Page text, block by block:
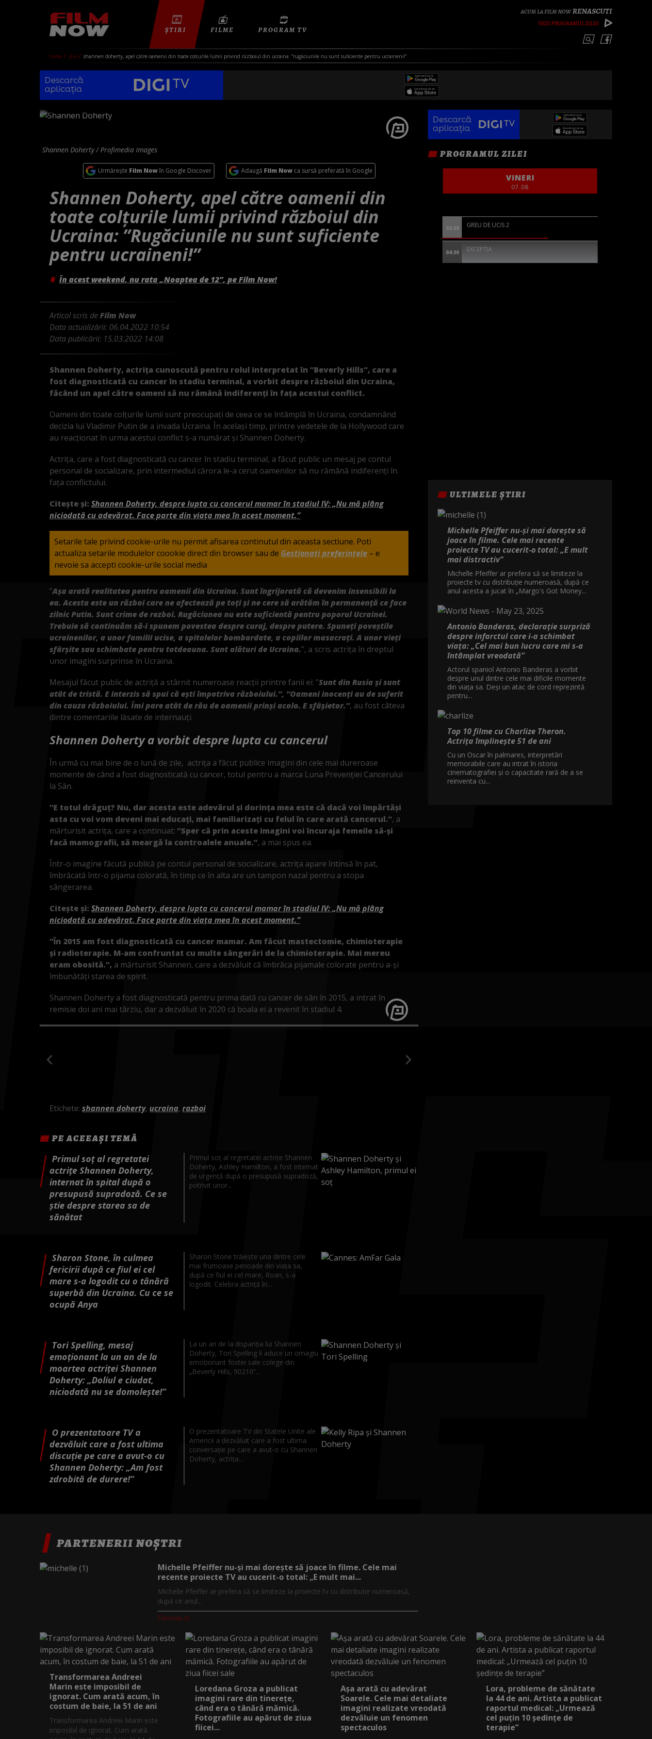
RENASCUTI
VEZI PROGRAMUL ZILEI
ȘTIRI FILME PROGRAM TV
home stiri shannen doherty, apel către oamenii din toate colțurile lumii privind războiul din ucraina: ”rugăciunile nu sunt suficiente pentru ucraineni!”
Descarcă
aplicația
Shannen Doherty / Profimedia Images
Urmărește Film Nowîn Google Discover Adaugă Film Nowca sursă preferată în Google
Shannen Doherty, apel către oamenii din
toate colțurile lumii privind războiul din
Ucraina: ”Rugăciunile nu sunt suficiente
pentru ucraineni!”
În acest weekend, nu rata „Noaptea de 12”, pe Film Now!
Articol scris deFilm Now
Data actualizării: 06.04.2022 10:54
Data publicării: 15.03.2022 14:08
Shannen Doherty, actrița cunoscută pentru rolul interpretat în ”Beverly Hills”, care a
fost diagnosticată cu cancer în stadiu terminal, a vorbit despre războiul din Ucraina,
făcând un apel către oameni să nu rămână indiferenți în fața acestui conflict.
Oameni din toate colțurile lumii sunt preocupați de ceea ce se întâmplă în Ucraina, condamnând
decizia lui Vladimir Putin de a invada Ucraina. În același timp, printre vedetele de la Hollywood care
au reacționat în urma acestui conflict s-a numărat și Shannen Doherty.
Actrița, care a fost diagnosticată cu cancer în stadiu terminal, a făcut public un mesaj pe contul
personal de socializare, prin intermediul cărora le-a cerut oamenilor să nu rămână indiferenți în
fața conflictului.
Citește și: Shannen Doherty, despre lupta cu cancerul mamar în stadiul IV: „Nu mă plâng
niciodată cu adevărat. Face parte din viața mea în acest moment.”
Setarile tale privind cookie-urile nu permit afisarea continutul din aceasta sectiune. Poti
actualiza setarile modulelor coookie direct din browser sau de Gestionați preferințele – e
nevoie sa accepti cookie-urile social media
”Așa arată realitatea pentru oamenii din Ucraina. Sunt îngrijorată că devenim insensibili la
ea. Acesta este un război care ne afectează pe toți și ne cere să arătăm în permanență ce face
zilnic Putin. Sunt crime de rezboi. Rugăciunea nu este suficientă pentru poporul Ucrainei.
Trebuie să continuăm să-i spunem povestea despre curaj, despre putere. Spuneți poveștile
ucrainenilor, a unor familii ucise, a spitalelor bombardate, a copiilor masacrați. A unor vieți
sfârșite sau schimbate pentru totdeauna. Sunt alături de Ucraina.”, a scris actrița în dreptul
unor imagini surprinse în Ucraina.
Mesajul făcut public de actriță a stârnit numeroase reacții printre fanii ei: ”Sunt din Rusia și sunt
atât de tristă. E interzis să spui că ești împotriva războiului.”, ”Oameni inocenți au de suferit
din cauza războiului. Îmi pare atât de rău de oamenii prinși acolo. E sfâșietor.”, au fost câteva
dintre comentariile lăsate de internauți.
Shannen Doherty a vorbit despre lupta cu cancerul
În urmă cu mai bine de o lună de zile, actrița a făcut publice imagini din cele mai dureroase
momente de când a fost diagnosticată cu cancer, totul pentru a marca Luna Prevenției Cancerului
la Sân.
”E totul drăguț? Nu, dar acesta este adevărul și dorința mea este că dacă voi împărtăși
asta cu voi vom deveni mai educați, mai familiarizați cu felul în care arată cancerul.”, a
mărturisit actrița, care a continuat: ”Sper că prin aceste imagini voi încuraja femeile să-și
facă mamografii, să meargă la controalele anuale.”, a mai spus ea.
Într-o imagine făcută publică pe contul personal de socializare, actrița apare întinsă în pat,
îmbrăcată într-o pijama colorată, în timp ce în alta are un tampon nazal pentru a stopa
sângerarea.
Citește și: Shannen Doherty, despre lupta cu cancerul mamar în stadiul IV: „Nu mă plâng
niciodată cu adevărat. Face parte din viața mea în acest moment.”
”În 2015 am fost diagnosticată cu cancer mamar. Am făcut mastectomie, chimioterapie
și radioterapie. M-am confruntat cu multe sângerări de la chimioterapie. Mai mereu
eram obosită.”, a mărturisit Shannen, care a dezvăluit că îmbrăca pijamale colorate pentru a-și
îmbunătăți starea de spirit.
Shannen Doherty a fost diagnosticată pentru prima dată cu cancer de sân în 2015, a intrat în
remisie doi ani mai târziu, dar a dezvăluit în 2020 că boala ei a revenit în stadiul 4.
Etichete: shannen doherty, ucraina, razboi
Descarcă
aplicația
PROGRAMUL ZILEI
VINERI
07.08
02:30 GREU DE UCIS 2
04:30 EXCEPTIA
ULTIMELE ȘTIRI
Michelle Pfeiffer nu-și mai dorește să
joace în filme. Cele mai recente
proiecte TV au cucerit-o total: „E mult
mai distractiv”
Michelle Pfeiffer ar prefera să se limiteze la
proiecte tv cu distribuție numeroasă, după ce
anul acesta a jucat în „Margo's Got Money...
Antonio Banderas, declarație surpriză
despre infarctul care i-a schimbat
viața: „Cel mai bun lucru care mi s-a
întâmplat vreodată”
Actorul spaniol Antonio Banderas a vorbit
despre unul dintre cele mai dificile momente
din viața sa. Deși un atac de cord reprezintă
pentru...
Top 10 filme cu Charlize Theron.
Actrița împlinește 51 de ani
Cu un Oscar în palmares, interpretări
memorabile care au intrat în istoria
cinematografiei și o capacitate rară de a se
reinventa cu...
PE ACEEAȘI TEMĂ
Primul soț al regretatei
actrițe Shannen Doherty,
internat în spital după o
presupusă supradoză. Ce se
știe despre starea sa de
sănătat
Primul soț al regretatei actrițe Shannen
Doherty, Ashley Hamilton, a fost internat
de urgență după o presupusă supradoză,
potrivit unor...
Sharon Stone, în culmea
fericirii după ce fiul ei cel
mare s-a logodit cu o tânără
superbă din Ucraina. Cu ce se
ocupă Anya
Sharon Stone trăiește una dintre cele
mai frumoase perioade din viața sa,
după ce fiul ei cel mare, Roan, s-a
logodit. Celebra actriță în...
Tori Spelling, mesaj
emoționant la un an de la
moartea actriței Shannen
Doherty: „Doliul e ciudat,
niciodată nu se domolește!”
La un an de la dispariția lui Shannen
Doherty, Tori Spelling îi aduce un omagiu
emoționant fostei sale colege din
„Beverly Hills, 90210”...
O prezentatoare TV a
dezvăluit care a fost ultima
discuție pe care a avut-o cu
Shannen Doherty: „Am fost
zdrobită de durere!”
O prezentatoare TV din Statele Unite ale
Americii a dezvăluit care a fost ultima
conversație pe care a avut-o cu Shannen
Doherty, actrița...
PARTENERII NOȘTRI
Michelle Pfeiffer nu-și mai dorește să joace în filme. Cele mai
recente proiecte TV au cucerit-o total: „E mult mai...
Michelle Pfeiffer ar prefera să se limiteze la proiecte tv cu distribuție numeroasă,
după ce anul...
Filmnow.ro
Transformarea Andreei
Marin este imposibil de
ignorat. Cum arată acum, în
costum de baie, la 51 de ani
Transformarea Andreei Marin este
imposibil de ignorat. Cum arată
Loredana Groza a publicat
imagini rare din tinerețe,
când era o tânără mămică.
Fotografiile au apărut de ziua
fiicei...
Așa arată cu adevărat
Soarele. Cele mai detaliate
imagini realizate vreodată
dezvăluie un fenomen
spectaculos
Lora, probleme de sănătate
la 44 de ani. Artista a publicat
raportul medical: „Urmează
cel puțin 10 ședințe de
terapie”